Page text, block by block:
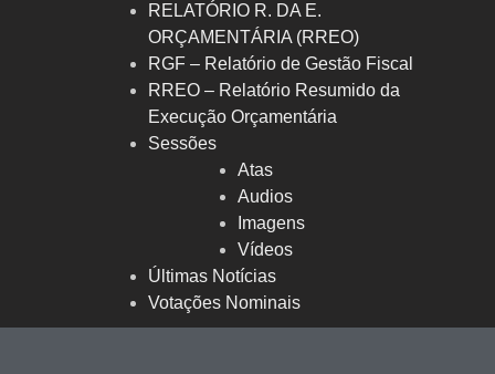
RELATÓRIO R. DA E.
ORÇAMENTÁRIA (RREO)
RGF – Relatório de Gestão Fiscal
RREO – Relatório Resumido da
Execução Orçamentária
Sessões
Atas
Audios
Imagens
Vídeos
Últimas Notícias
Votações Nominais